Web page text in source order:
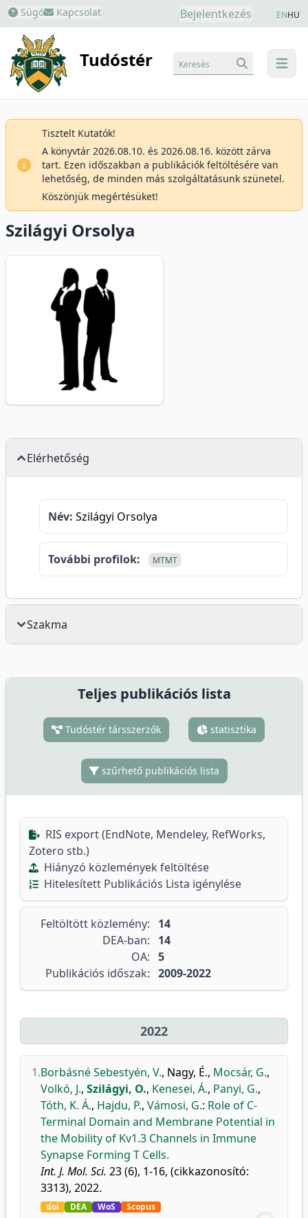
Súgó Kapcsolat Bejelentkezés ENHU
Tudóstér menu
Keresés
Tisztelt Kutatók!
A könyvtár 2026.08.10. és 2026.08.16. között zárva
tart. Ezen időszakban a publikációk feltöltésére van
lehetőség, de minden más szolgáltatásunk szünetel.
Köszönjük megértésüket!
Szilágyi Orsolya
Elérhetőség
Név: Szilágyi Orsolya
További profilok: MTMT
Szakma
Teljes publikációs lista
Tudóstér társszerzők statisztika
szűrhető publikációs lista
RIS export (EndNote, Mendeley, RefWorks,
Zotero stb.)
Hiányzó közlemények feltöltése
Hitelesített Publikációs Lista igénylése
Feltöltött közlemény:
14
DEA-ban:
14
OA: 5
Publikációs időszak: 2009-2022
2022
1.Borbásné Sebestyén, V., Nagy, É., Mocsár, G.,
Volkó, J., Szilágyi, O., Kenesei, Á., Panyi, G.,
Tóth, K. Á., Hajdu, P., Vámosi, G.: Role of C-
Terminal Domain and Membrane Potential in
the Mobility of Kv1.3 Channels in Immune
Synapse Forming T Cells.
Int. J. Mol. Sci. 23 (6), 1-16, (cikkazonosító:
3313), 2022.
doi DEA WoS Scopus